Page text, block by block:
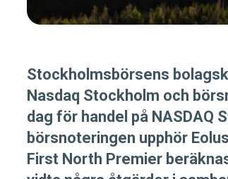
Stockholmsbörsens
Nasdaq Stockholm och
dag för handel på NASDAQ
börsnoteringen upphör
First North Premier